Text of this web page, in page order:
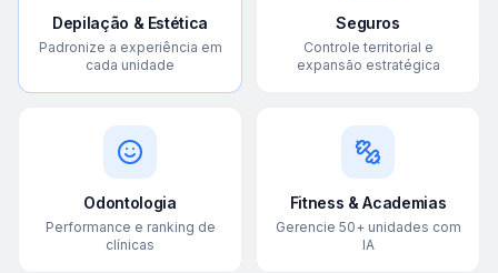
Depilação & Estética
Padronize a experiência em
cada unidade
Seguros
Controle territorial e
expansão estratégica
Odontologia
Performance e ranking de
clínicas
Fitness & Academias
Gerencie 50+ unidades com
IA